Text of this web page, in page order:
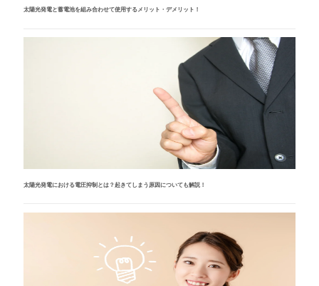
太陽光発電と蓄電池を組み合わせて使用するメリット・デメリット！
太陽光発電における電圧抑制とは？起きてしまう原因についても解説！